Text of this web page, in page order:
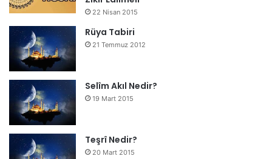
22 Nisan 2015
Rüya Tabiri
21 Temmuz 2012
Selîm Akıl Nedir?
19 Mart 2015
Teşrî Nedir?
20 Mart 2015